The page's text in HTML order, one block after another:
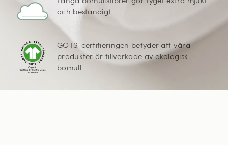
och beständigt
GOTS-certifieringen betyder att våra
produkter är tillverkade av ekologisk
bomull.